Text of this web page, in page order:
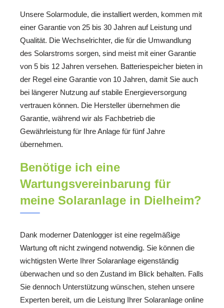
Unsere Solarmodule, die installiert werden, kommen mit
einer Garantie von 25 bis 30 Jahren auf Leistung und
Qualität. Die Wechselrichter, die für die Umwandlung
des Solarstroms sorgen, sind meist mit einer Garantie
von 5 bis 12 Jahren versehen. Batteriespeicher bieten in
der Regel eine Garantie von 10 Jahren, damit Sie auch
bei längerer Nutzung auf stabile Energieversorgung
vertrauen können. Die Hersteller übernehmen die
Garantie, während wir als Fachbetrieb die
Gewährleistung für Ihre Anlage für fünf Jahre
übernehmen.
Benötige ich eine
Wartungsvereinbarung für
meine Solaranlage in Dielheim?
Dank moderner Datenlogger ist eine regelmäßige
Wartung oft nicht zwingend notwendig. Sie können die
wichtigsten Werte Ihrer Solaranlage eigenständig
überwachen und so den Zustand im Blick behalten. Falls
Sie dennoch Unterstützung wünschen, stehen unsere
Experten bereit, um die Leistung Ihrer Solaranlage online